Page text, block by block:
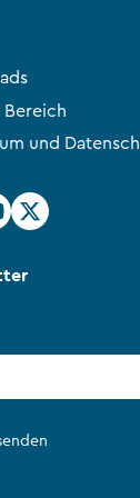
Bereich
und